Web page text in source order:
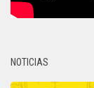
NOTICIAS